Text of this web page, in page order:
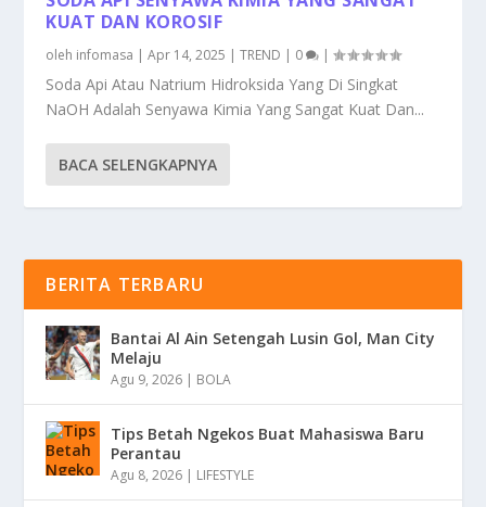
KUAT DAN KOROSIF
oleh infomasa |Apr 14, 2025 |TREND | 0 |
Soda Api Atau Natrium Hidroksida Yang Di Singkat
NaOH Adalah Senyawa Kimia Yang Sangat Kuat Dan...
BACA SELENGKAPNYA
BERITA TERBARU
Bantai Al Ain Setengah Lusin Gol, Man City
Melaju
Agu 9, 2026 | BOLA
Tips Betah Ngekos Buat Mahasiswa Baru
Perantau
Agu 8, 2026 | LIFESTYLE